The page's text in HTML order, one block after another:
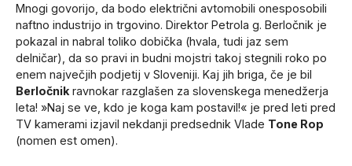
Mnogi govorijo, da bodo električni avtomobili onesposobili
naftno industrijo in trgovino. Direktor Petrola g. Berločnik je
pokazal in nabral toliko dobička (hvala, tudi jaz sem
delničar), da so pravi in budni mojstri takoj stegnili roko po
enem največjih podjetij v Sloveniji. Kaj jih briga, če je bil
Berločnik ravnokar razglašen za slovenskega menedžerja
leta! »Naj se ve, kdo je koga kam postavil!« je pred leti pred
TV kamerami izjavil nekdanji predsednik Vlade Tone Rop
(nomen est omen).